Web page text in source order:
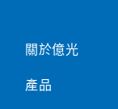
關於億光
產品